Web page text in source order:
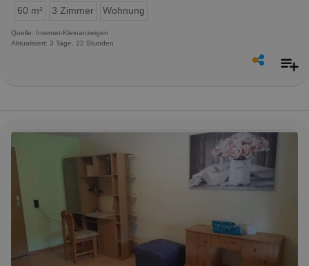
60 m²
3 Zimmer Wohnung
Quelle: Internet-Kleinanzeigen
Aktualisiert: 3 Tage, 22 Stunden